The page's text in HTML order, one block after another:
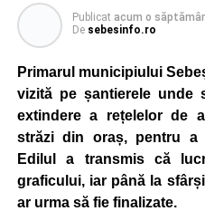
Reprezentanții Primăriei
va afecta siguranța
vizibilitatea pe străzile
nivel corespunzător.
Administrația locală
temporar și este adoptată
energetice din România,
centrale au cerut
pentru reducerea
Publicat acum o
De sebesinfo.ro
Primarul municipiului
vizită pe șantierele unde
extindere a rețelelor de
străzi din oraș, pentru a
Edilul a transmis că
graficului, iar până la
ar urma să fie finalizate.